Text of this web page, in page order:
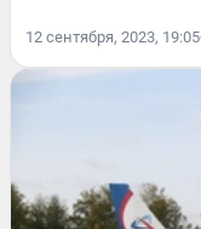
12 сентября, 2023, 19:05